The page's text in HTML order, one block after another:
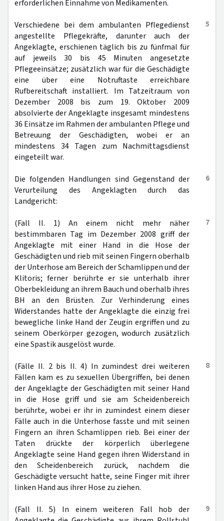
erforderlichen Einnahme von Medikamenten.
5
Verschiedene bei dem ambulanten Pflegedienst
angestellte Pflegekräfte, darunter auch der
Angeklagte, erschienen täglich bis zu fünfmal für
auf jeweils 30 bis 45 Minuten angesetzte
Pflegeeinsätze; zusätzlich war für die Geschädigte
eine über eine Notruftaste erreichbare
Rufbereitschaft installiert. Im Tatzeitraum von
Dezember 2008 bis zum 19. Oktober 2009
absolvierte der Angeklagte insgesamt mindestens
36 Einsätze im Rahmen der ambulanten Pflege und
Betreuung der Geschädigten, wobei er an
mindestens 34 Tagen zum Nachmittagsdienst
eingeteilt war.
6
Die folgenden Handlungen sind Gegenstand der
Verurteilung des Angeklagten durch das
Landgericht:
7
(Fall II. 1) An einem nicht mehr näher
bestimmbaren Tag im Dezember 2008 griff der
Angeklagte mit einer Hand in die Hose der
Geschädigten und rieb mit seinen Fingern oberhalb
der Unterhose am Bereich der Schamlippen und der
Klitoris; ferner berührte er sie unterhalb ihrer
Oberbekleidung an ihrem Bauch und oberhalb ihres
BH an den Brüsten. Zur Verhinderung eines
Widerstandes hatte der Angeklagte die einzig frei
bewegliche linke Hand der Zeugin ergriffen und zu
seinem Oberkörper gezogen, wodurch zusätzlich
eine Spastik ausgelöst wurde.
8
(Fälle II. 2 bis II. 4) In zumindest drei weiteren
Fällen kam es zu sexuellen Übergriffen, bei denen
der Angeklagte der Geschädigten mit seiner Hand
in die Hose griff und sie am Scheidenbereich
berührte, wobei er ihr in zumindest einem dieser
Fälle auch in die Unterhose fasste und mit seinen
Fingern an ihren Schamlippen rieb. Bei einer der
Taten drückte der körperlich überlegene
Angeklagte seine Hand gegen ihren Widerstand in
den Scheidenbereich zurück, nachdem die
Geschädigte versucht hatte, seine Finger mit ihrer
linken Hand aus ihrer Hose zu ziehen.
9
(Fall II. 5) In einem weiteren Fall hob der